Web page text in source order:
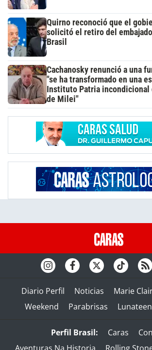
Quirno reconoció que el
solicitó el retiro del
Brasil
Cachanosky renunció a una
"se ha transformado en una
Instituto Patria incondicional
de Milei"
Diario Perfil Noticias Marie
Weekend
Parabrisas Lunateen
Perfil Brasil: Caras